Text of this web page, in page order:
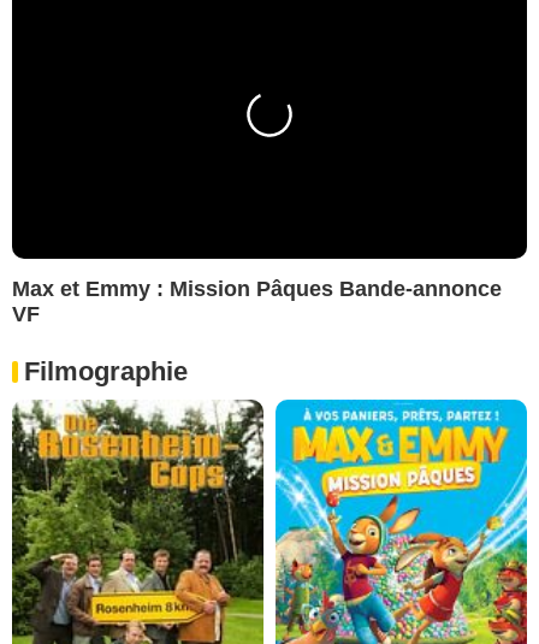
Max et Emmy : Mission Pâques Bande-annonce
VF
Filmographie